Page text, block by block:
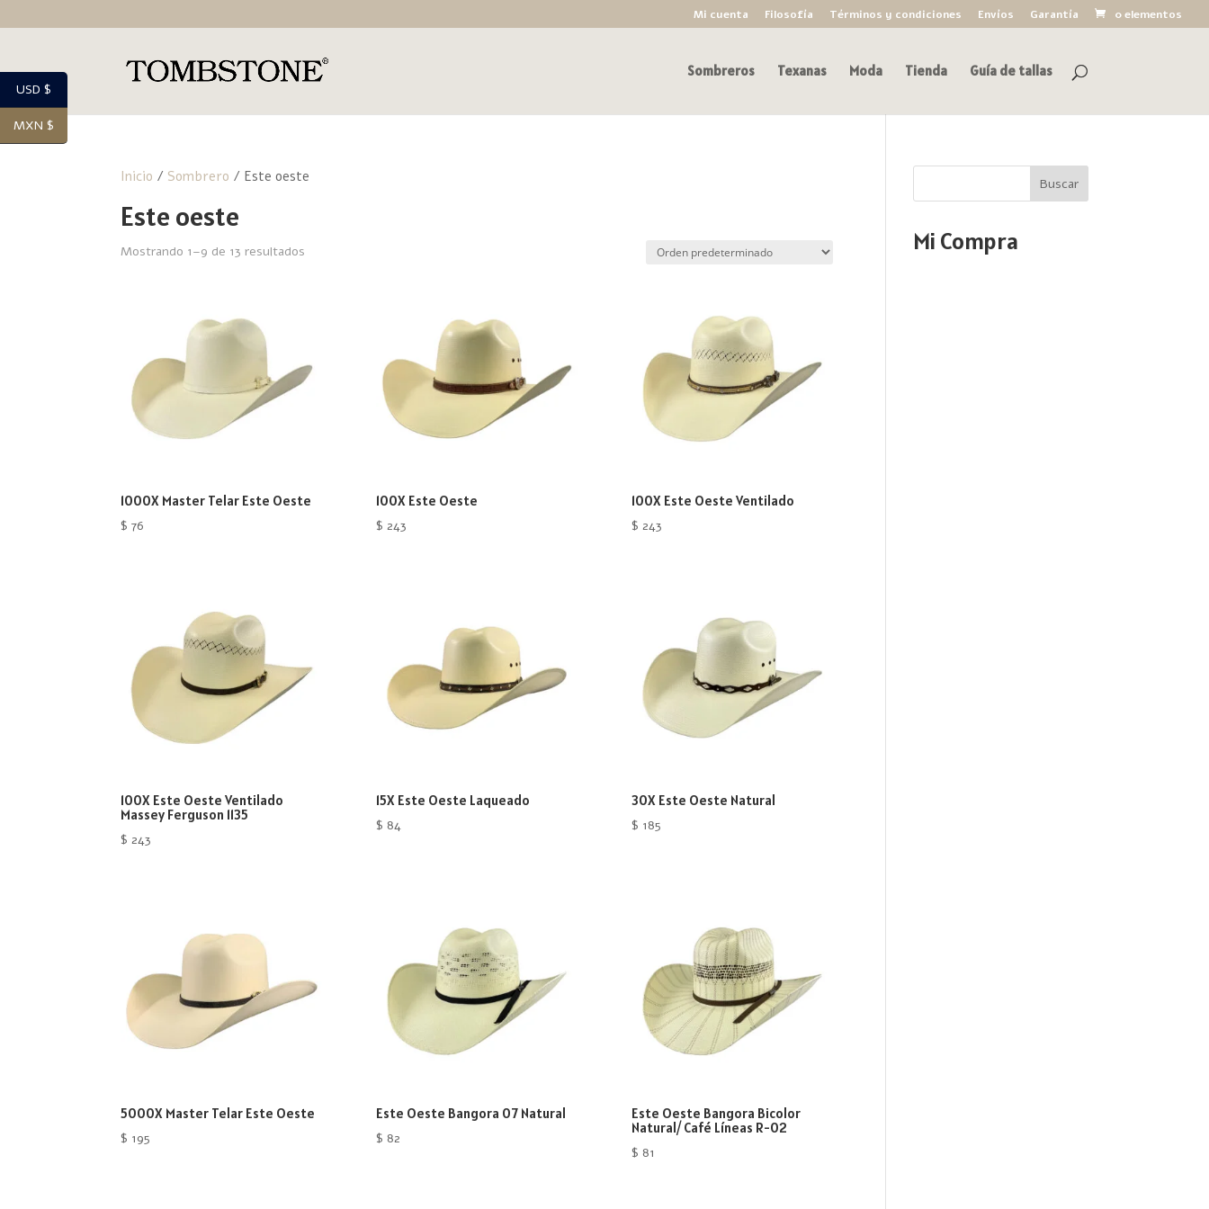
Mi cuenta Filosofía Términos y condiciones Envíos Garantía 0 elementos
Sombreros Texanas Moda Tienda Guía de tallas
Inicio / Sombrero / Este oeste
Este oeste
Mostrando 1–9 de 13 resultados
1000X Master Telar Este Oeste
$ 76
100X Este Oeste
$ 243
100X Este Oeste Ventilado
$ 243
100X Este Oeste Ventilado
Massey Ferguson 1135
$ 243
15X Este Oeste Laqueado
$ 84
30X Este Oeste Natural
$ 185
5000X Master Telar Este Oeste
$ 195
Este Oeste Bangora 07 Natural
$ 82
Este Oeste Bangora Bicolor
Natural/ Café Líneas R-02
$ 81
Buscar
Mi Compra
USD $
MXN $